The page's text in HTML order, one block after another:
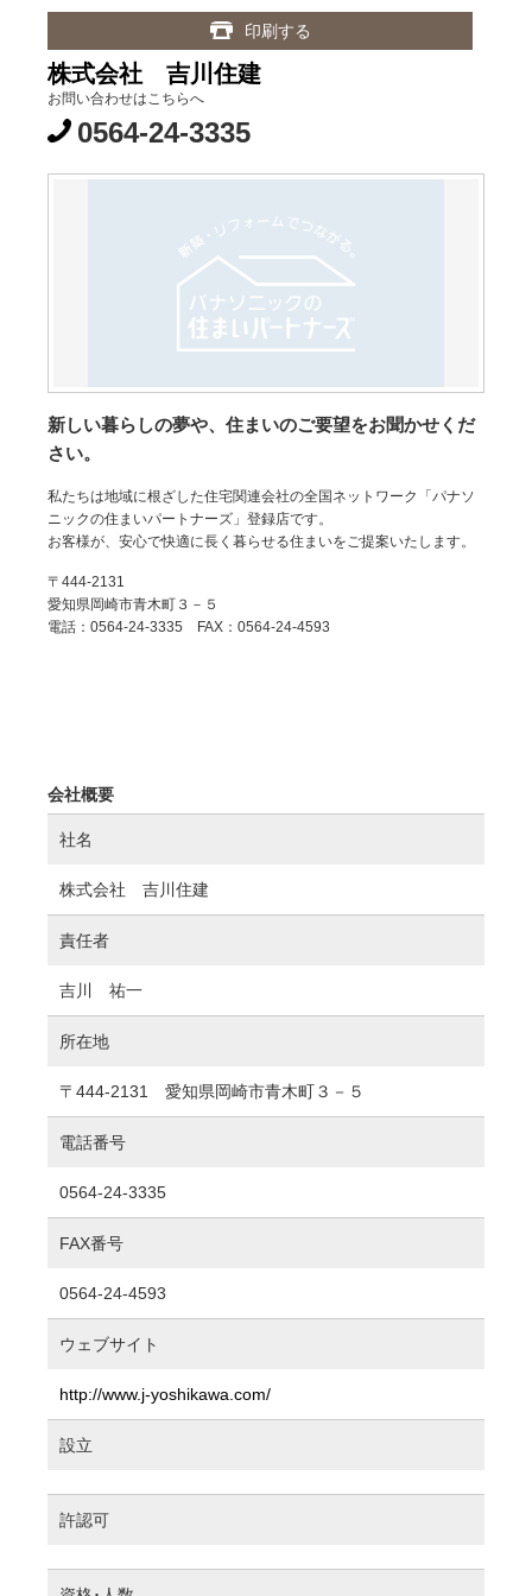
株式会社 吉川住建
お問い合わせはこちらへ
0564-24-3335
新しい暮らしの夢や、住まいのご要望をお聞かせくだ
さい。
私たちは地域に根ざした住宅関連会社の全国ネットワーク「パナソ
ニックの住まいパートナーズ」登録店です。
お客様が、安心で快適に長く暮らせる住まいをご提案いたします。
〒444-2131
愛知県岡崎市青木町３－５
電話：0564-24-3335 FAX：0564-24-4593
会社概要
社名
株式会社 吉川住建
責任者
吉川 祐一
所在地
〒444-2131 愛知県岡崎市青木町３－５
電話番号
0564-24-3335
FAX番号
0564-24-4593
ウェブサイト
http://www.j-yoshikawa.com/
設立
許認可
印刷する